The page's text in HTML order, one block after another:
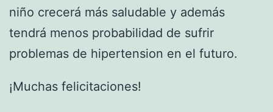
niño crecerá más saludable y además
tendrá menos probabilidad de sufrir
problemas de hipertension en el futuro.
¡Muchas felicitaciones!